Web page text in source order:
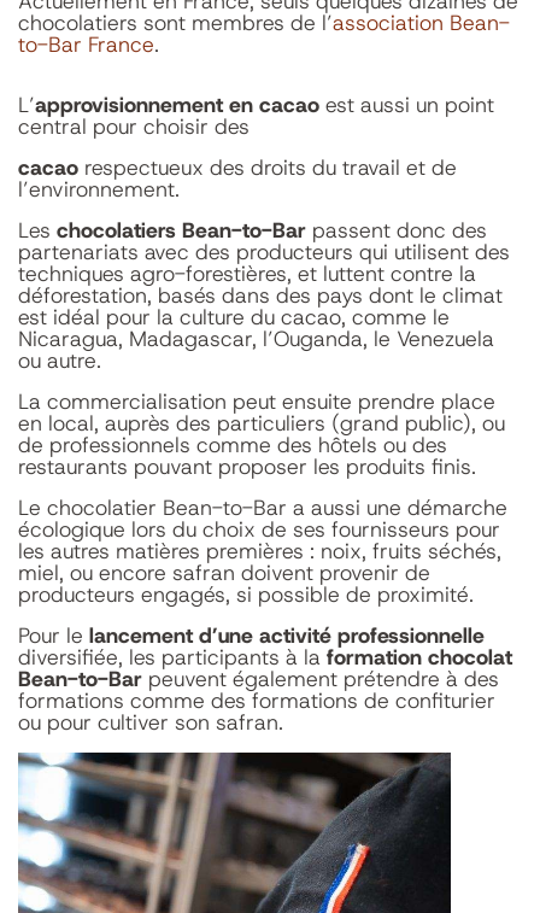
chocolatiers sont membres de l’association Bean-
to-Bar France.
L’approvisionnement en cacao est aussi un point
central pour choisir des
cacao respectueux des droits du travail et de
l’environnement.
Les chocolatiers Bean-to-Bar passent donc des
partenariats avec des producteurs qui utilisent des
techniques agro-forestières, et luttent contre la
déforestation, basés dans des pays dont le climat
est idéal pour la culture du cacao, comme le
Nicaragua, Madagascar, l’Ouganda, le Venezuela
ou autre.
La commercialisation peut ensuite prendre place
en local, auprès des particuliers (grand public), ou
de professionnels comme des hôtels ou des
restaurants pouvant proposer les produits finis.
Le chocolatier Bean-to-Bar a aussi une démarche
écologique lors du choix de ses fournisseurs pour
les autres matières premières : noix, fruits séchés,
miel, ou encore safran doivent provenir de
producteurs engagés, si possible de proximité.
Pour le lancement d’une activité professionnelle
diversifiée, les participants à la formation chocolat
Bean-to-Bar peuvent également prétendre à des
formations comme des formations de confiturier
ou pour cultiver son safran.